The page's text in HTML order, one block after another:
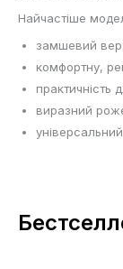
Найчастіше
замшевий
комфортну,
практичність
виразний